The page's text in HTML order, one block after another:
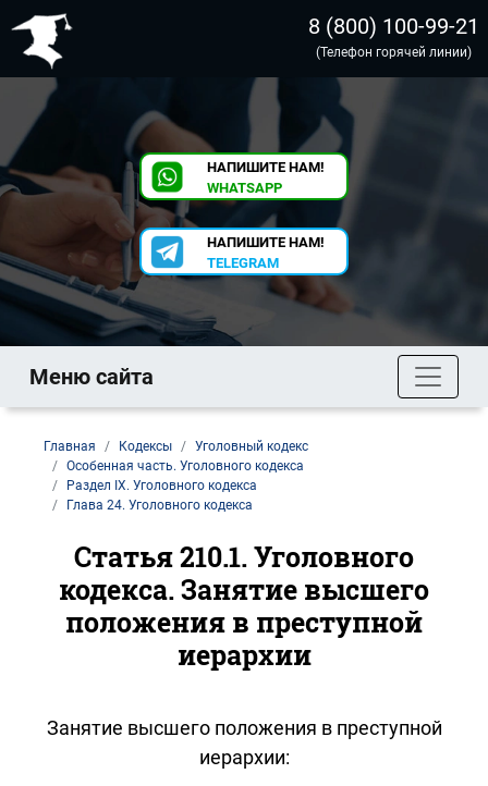
8 (800) 100-99-21
(Телефон горячей линии)
НАПИШИТЕ НАМ!
WHATSAPP
НАПИШИТЕ НАМ!
TELEGRAM
Меню сайта
Главная Кодексы
Уголовный кодекс
Особенная часть. Уголовного кодекса
Раздел IX. Уголовного кодекса
Глава 24. Уголовного кодекса
Статья 210.1. Уголовного
кодекса. Занятие высшего
положения в преступной
иерархии
Занятие высшего положения в преступной
иерархии: